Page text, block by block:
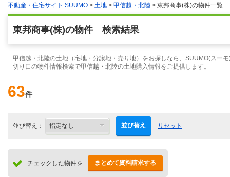
不動産・住宅サイト SUUMO > 土地 > 甲信越・北陸 > 東邦商事(株)の物件一覧
東邦商事(株)の物件 検索結果
甲信越・北陸の土地（宅地・分譲地・売り地）をお探しなら、SUUMO(スー
切り口の物件情報検索で甲信越・北陸の土地購入情報をご提供します。
63件
並び替え： 並び替え リセット
チェックした物件を まとめて資料請求する